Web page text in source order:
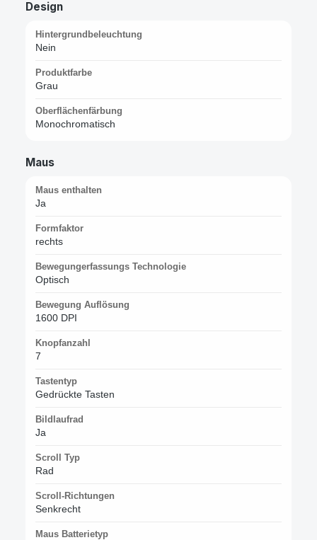
Design
Hintergrundbeleuchtung
Nein
Produktfarbe
Grau
Oberflächenfärbung
Monochromatisch
Maus
Maus enthalten
Ja
Formfaktor
rechts
Bewegungerfassungs Technologie
Optisch
Bewegung Auflösung
1600 DPI
Knopfanzahl
7
Tastentyp
Gedrückte Tasten
Bildlaufrad
Ja
Scroll Typ
Rad
Scroll-Richtungen
Senkrecht
Maus Batterietyp